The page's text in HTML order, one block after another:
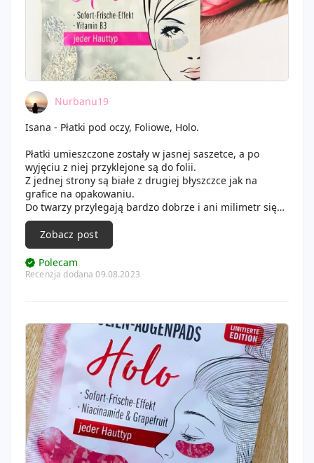
Nurbanu19
Isana - Płatki pod oczy, Foliowe, Holo.
Płatki umieszczone zostały w jasnej saszetce, a po
wyjęciu z niej przyklejone są do folii.
Z jednej strony są białe z drugiej błyszczce jak na
grafice na opakowaniu.
Do twarzy przylegają bardzo dobrze i ani milimetr się
nie zsunęły podczas aplikacji.
Skóra po ich użyciu została odświeżona, a dzięki temu,
że trzymałam je w lodowce ładnie ochłodziły mi okolice
oczu i opuchlizna się zmniejszyła więc byłam z nich
zadowolona. 😀
Zobacz post
Polecam
Recenzja dodana 09.08.2023